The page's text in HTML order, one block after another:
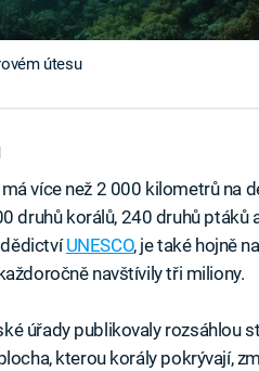
útesu
více než 2 000 kilometrů na
druhů korálů, 240 druhů ptáků
UNESCO, je také hojně
navštívily tři miliony.
úřady publikovaly rozsáhlou
kterou korály pokrývají,